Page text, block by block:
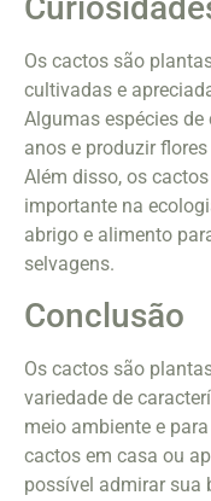
Os cactos são
cultivadas e
Algumas espécies
anos e produzir
Além disso, os
importante na
abrigo e alimento
selvagens.
Conclusão
Os cactos são
variedade de
meio ambiente e
cactos em casa ou
possível admirar sua